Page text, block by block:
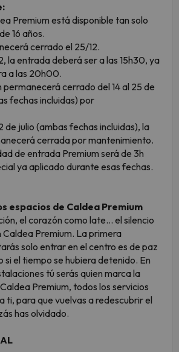
Premium está disponible tan solo
16 años.
cerrado el 25/12.
la entrada deberá ser a las 15h30, ya
a las 20h00.
permanecerá cerrado del 14 al 25 de
fechas incluidas) por
de julio (ambas fechas incluidas), la
cerrada por mantenimiento.
de entrada Premium será de 3h
ya aplicado durante esas fechas.
espacios de Caldea Premium
el corazón como late… el silencio
Caldea Premium. La primera
solo entrar en el centro es de paz
si el tiempo se hubiera detenido. En
tú serás quien marca la
Premium, todos los servicios
ti, para que vuelvas a redescubrir el
has olvidado.